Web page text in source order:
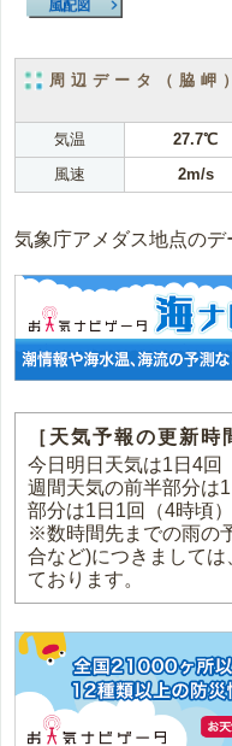
周辺データ（脇岬
気温 27.7℃
風速
2m/s
気象庁アメダス地点のデ
［天気予報の更新時
今日明日天気は1日4回
週間天気の前半部分は
部分は1日1回（4時頃
※数時間先までの雨の
合など)につきまして
ております。